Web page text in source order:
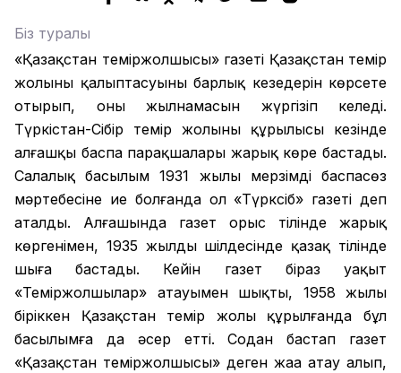
Біз туралы
«Қазақстан теміржолшысы» газеті Қазақстан темір
жолының қалыптасуының барлық кезеңдерін көрсете
отырып, оның жылнамасын жүргізіп келеді.
Түркістан-Сібір темір жолының құрылысы кезінде
алғашқы баспа парақшалары жарық көре бастады.
Салалық басылым 1931 жылы мерзімді баспасөз
мәртебесіне ие болғанда ол «Түрксіб» газеті деп
аталды. Алғашында газет орыс тілінде жарық
көргенімен, 1935 жылдың шілдесінде қазақ тілінде
шыға бастады. Кейін газет біраз уақыт
«Теміржолшылар» атауымен шықты, 1958 жылы
біріккен Қазақстан темір жолы құрылғанда бұл
басылымға да әсер етті. Содан бастап газет
«Қазақстан теміржолшысы» деген жаңа атау алып,